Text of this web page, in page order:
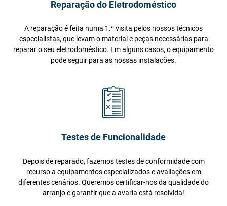
Reparação do Eletrodoméstico
A reparação é feita numa 1.ª visita pelos nossos técnicos
especialistas, que levam o material e peças necessárias para
reparar o seu eletrodoméstico. Em alguns casos, o equipamento
pode seguir para as nossas instalações.
Testes de Funcionalidade
Depois de reparado, fazemos testes de conformidade com
recurso a equipamentos especializados e avaliações em
diferentes cenários. Queremos certificar-nos da qualidade do
arranjo e garantir que a avaria está resolvida!